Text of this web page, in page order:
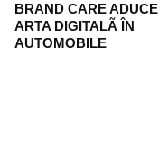
BRAND CARE ADUCE
ARTA DIGITALÃ ÎN
AUTOMOBILE